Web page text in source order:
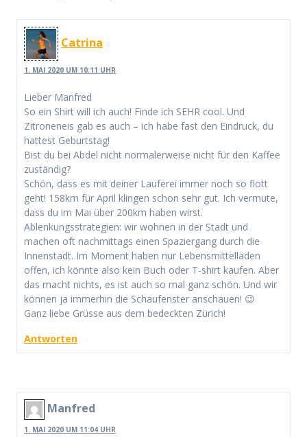
Catrina
1. MAI 2020 UM 10:11 UHR
Lieber Manfred
So ein Shirt will ich auch! Finde ich SEHR cool. Und
Zitroneneis gab es auch – ich habe fast den Eindruck, du
hattest Geburtstag!
Bist du bei Abdel nicht normalerweise nicht für den Kaffee
zuständig?
Schön, dass es mit deiner Lauferei immer noch so flott
geht! 158km für April klingen schon sehr gut. Ich vermute,
dass du im Mai über 200km haben wirst.
Ablenkungsstrategien: wir wohnen in der Stadt und
machen oft nachmittags einen Spaziergang durch die
Innenstadt. Im Moment haben nur Lebensmittelläden
offen, ich könnte also kein Buch oder T-shirt kaufen. Aber
das macht nichts, es ist auch so mal ganz schön. Und wir
können ja immerhin die Schaufenster anschauen! 😉
Ganz liebe Grüsse aus dem bedeckten Zürich!
Antworten
Manfred
1. MAI 2020 UM 11:04 UHR